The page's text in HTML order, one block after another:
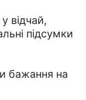
відчай,
підсумки
бажання на